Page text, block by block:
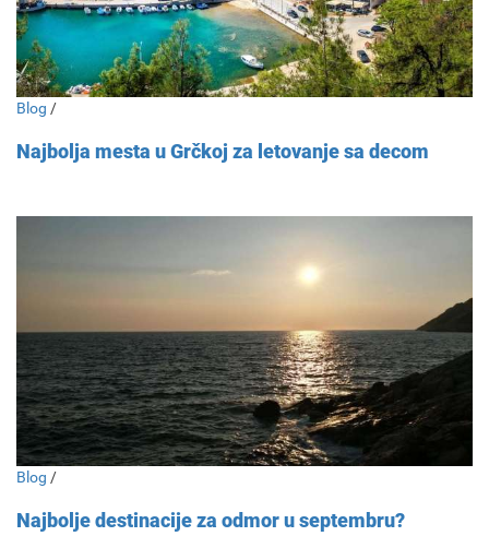
Blog /
Najbolja mesta u Grčkoj za letovanje sa decom
Blog /
Najbolje destinacije za odmor u septembru?